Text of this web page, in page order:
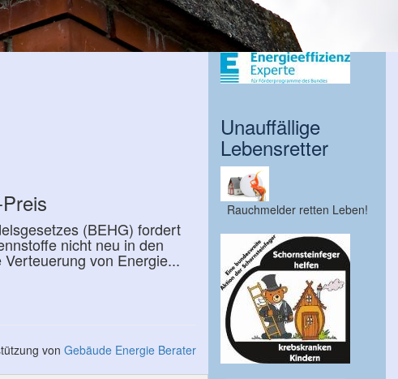
(BEHG) fordert
nicht neu in den
von Energie...
von Gebäude Energie Berater
Unauffällige
Lebensretter
Rauchmelder retten Leben!